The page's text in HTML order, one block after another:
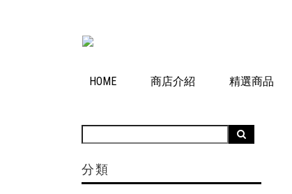
HOME 商店介紹 精選商品
分類